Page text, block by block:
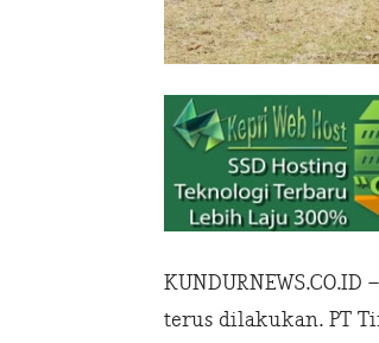
terus dilakukan. PT